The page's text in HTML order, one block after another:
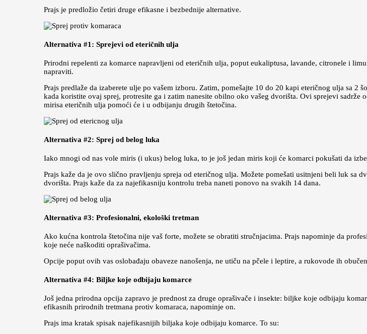
Prajs je predložio četiri druge efikasne i bezbednije alternative.
Alternativa #1: Sprejevi od eteričnih ulja
Prirodni repelenti za komarce napravljeni od eteričnih ulja, poput eukaliptusa, lavande, citronele i
napraviti.
Prajs predlaže da izaberete ulje po vašem izboru. Zatim, pomešajte 10 do 20 kapi eteričnog ulja sa
kada koristite ovaj sprej, protresite ga i zatim nanesite obilno oko vašeg dvorišta. Ovi sprejevi
mirisa eteričnih ulja pomoći će i u odbijanju drugih štetočina.
Alternativa #2: Sprej od belog luka
Iako mnogi od nas vole miris (i ukus) belog luka, to je još jedan miris koji će komarci pokušati da
Prajs kaže da je ovo slično pravljenju spreja od eteričnog ulja. Možete pomešati usitnjeni beli luk sa
dvorišta. Prajs kaže da za najefikasniju kontrolu treba naneti ponovo na svakih 14 dana.
Alternativa #3: Profesionalni, ekološki tretman
Ako kućna kontrola štetočina nije vaš forte, možete se obratiti stručnjacima. Prajs napominje da
koje neće naškoditi oprašivačima.
Opcije poput ovih vas oslobađaju obaveze nanošenja, ne utiču na pčele i leptire, a rukovode ih
Alternativa #4: Biljke koje odbijaju komarce
Još jedna prirodna opcija zapravo je prednost za druge oprašivače i insekte: biljke koje odbijaju
efikasnih prirodnih tretmana protiv komaraca, napominje on.
Prajs ima kratak spisak najefikasnijih biljaka koje odbijaju komarce. To su: